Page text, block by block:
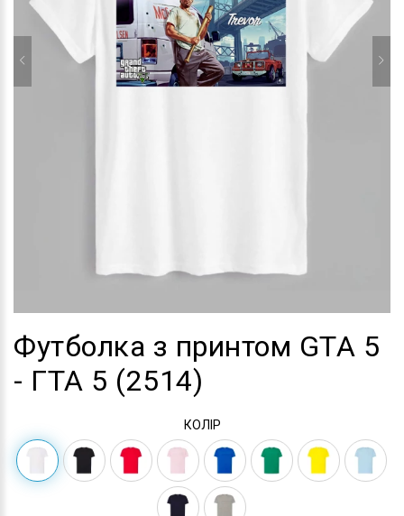
Футболка з принтом GTA 5
- ГТА 5 (2514)
КОЛІР